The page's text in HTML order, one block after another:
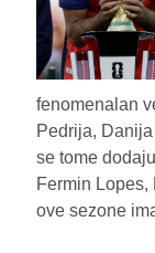
fenomenalan
Pedrija,
se tome
Fermin
ove sezone